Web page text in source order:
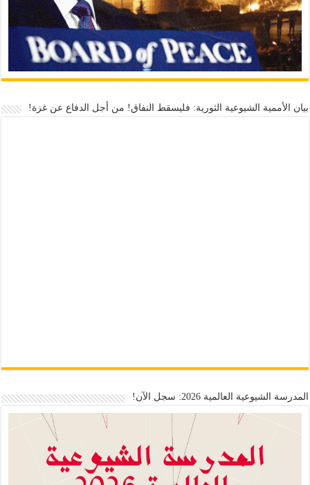
بيان الأممية الشيوعية الثورية: فليسقط النفاق! من أجل الدفاع عن غزة!
المدرسة الشيوعية العالمية 2026: سجل الآن!